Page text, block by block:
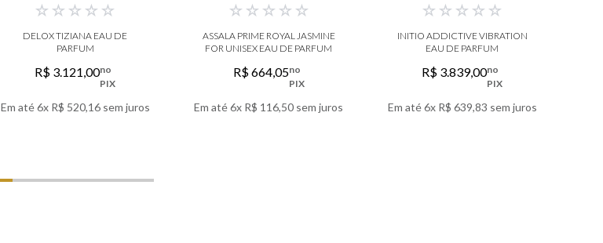
☆ ☆ ☆ ☆ ☆
DELOX TIZIANA EAU DE
PARFUM
R$ 3.121,00no
PIX
Em até6x R$ 520,16sem juros
☆ ☆ ☆ ☆ ☆
ASSALA PRIME ROYAL JASMINE
FOR UNISEX EAU DE PARFUM
R$664,05no
PIX
Em até6x R$ 116,50 sem juros
☆ ☆ ☆ ☆ ☆
INITIO ADDICTIVE VIBRATION
EAU DE PARFUM
R$ 3.839,00no
PIX
Em até6x R$ 639,83 sem juros